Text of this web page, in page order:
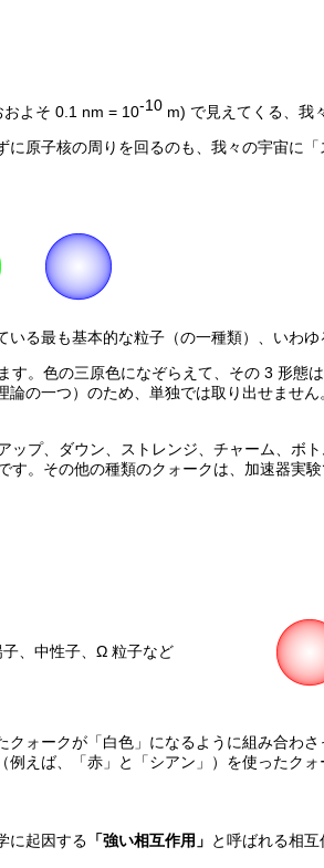
およそ 0.1 nm = 10-10 m) で見えてくる、我
に原子核の周りを回るのも、我々の宇宙に
る最も基本的な粒子（の一種類）、いわゆ
す。色の三原色になぞらえて、その 3 形態
論の一つ）のため、単独では取り出せませ
ップ、ダウン、ストレンジ、チャーム、ボ
す。その他の種類のクォークは、加速器実験
子、中性子、Ω 粒子など
クォークが「白色」になるように組み合わ
例えば、「赤」と「シアン」）を使ったク
に起因する 「強い相互作用」 と呼ばれる相互